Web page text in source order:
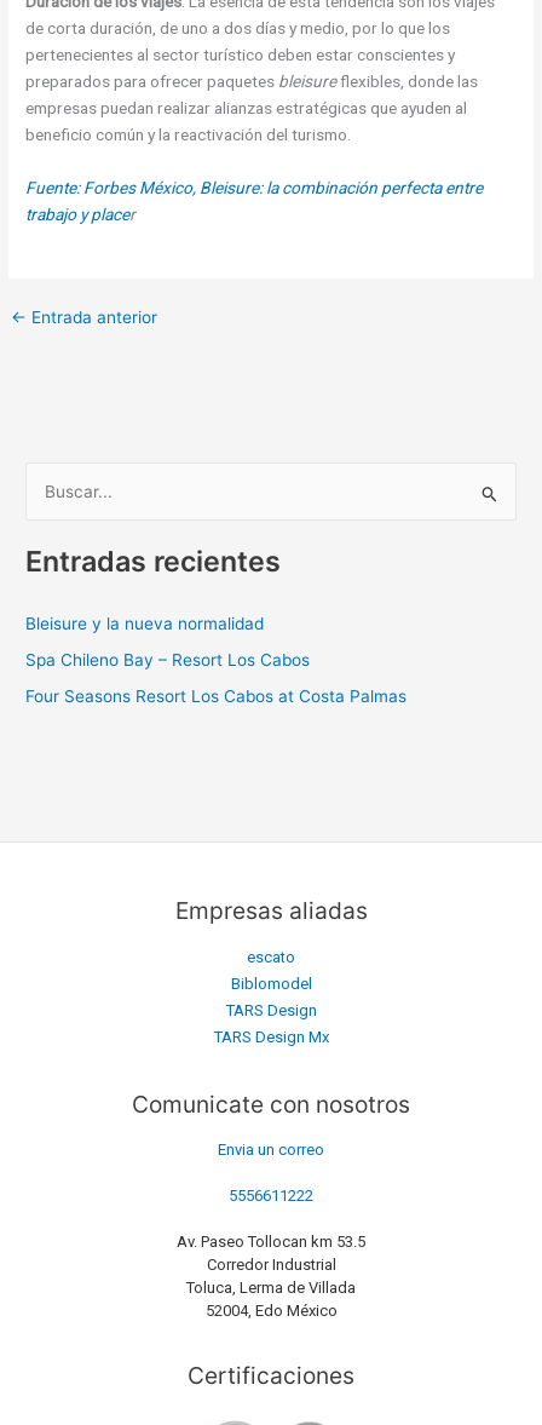
de corta duración, de uno a dos días y medio, por lo que los
pertenecientes al sector turístico deben estar conscientes y
preparados para ofrecer paquetes bleisureflexibles, donde las
empresas puedan realizar alianzas estratégicas que ayuden al
beneficio común y la reactivación del turismo.
Fuente: Forbes México, Bleisure: la combinación perfecta entre
trabajo y placer
← Entrada anterior
s
a
r
p
Entradas recientes
Bleisure y la nueva normalidad
Spa Chileno Bay – Resort Los Cabos
Four Seasons Resort Los Cabos at Costa Palmas
Empresas aliadas
escato
Biblomodel
TARS Design
TARS Design Mx
Comunicate con nosotros
Envia un correo
5556611222
Av. Paseo Tollocan km 53.5
Corredor Industrial
Toluca, Lerma de Villada
52004, Edo México
Certificaciones